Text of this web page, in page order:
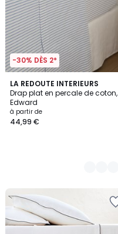
-30% DÈS 2*
LA REDOUTE INTERIEURS
Drap plat en percale de coton,
Edward
à partir de
44,99 €
2
Couleurs